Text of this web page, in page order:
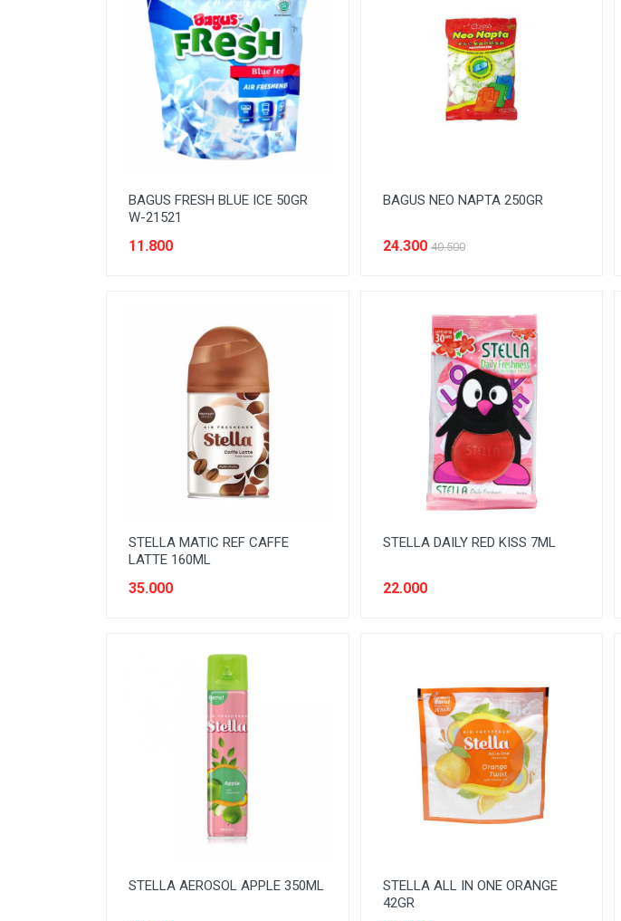
OBAT LUAR
ORAL CARE
PASTA
PENGHARUM RUMAH
PENYEGAR
PERAWATAN PAKAIAN
PERAWATAN RUMAH
SNACK MODERN
SNACK TRADISIONAL
SOFT DRINK
Tanpa Kategori
TEH
BAGUS FRESH BLUE ICE 50GR
W-21521
11.800
BAGUS NEO NAPTA 250GR
24.300 40.500
STELLA MATIC REF CAFFE
LATTE 160ML
35.000
STELLA DAILY RED KISS 7ML
22.000
STELLA AEROSOL APPLE 350ML
STELLA ALL IN ONE ORANGE
42GR